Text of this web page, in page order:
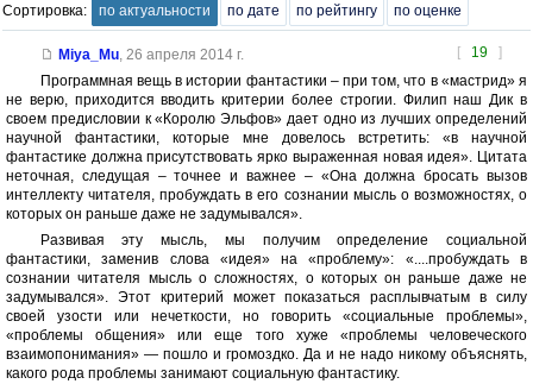
Сортировка: по актуальности по дате по рейтингу по оценке
[ 19 ]
Miya_Mu, 26 апреля 2014 г.
Программная вещь в истории фантастики – при том, что в «мастрид» я
не верю, приходится вводить критерии более строгии. Филип наш Дик в
своем предисловии к «Королю Эльфов» дает одно из лучших определений
научной фантастики, которые мне довелось встретить: «в научной
фантастике должна присутствовать ярко выраженная новая идея». Цитата
неточная, следущая – точнее и важнее – «Она должна бросать вызов
интеллекту читателя, пробуждать в его сознании мысль о возможностях, о
которых он раньше даже не задумывался».
Развивая эту мысль, мы получим определение социальной
фантастики, заменив слова «идея» на «проблему»: «....пробуждать в
сознании читателя мысль о сложностях, о которых он раньше даже не
задумывался». Этот критерий может показаться расплывчатым в силу
своей узости или нечеткости, но говорить «социальные проблемы»,
«проблемы общения» или еще того хуже «проблемы человеческого
взаимопонимания» — пошло и громоздко. Да и не надо никому объяснять,
какого рода проблемы занимают социальную фантастику.